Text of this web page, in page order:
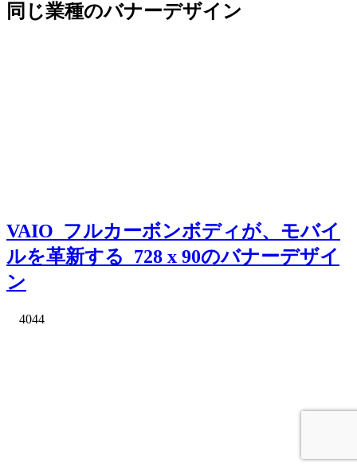
同じ業種のバナーデザイン
VAIO_フルカーボンボディが、モバイ
ルを革新する_728 x 90のバナーデザイ
ン
4044